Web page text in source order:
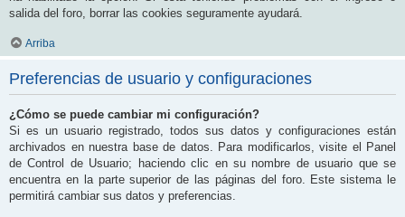
salida del foro, borrar las cookies seguramente ayudará.
Arriba
Preferencias de usuario y configuraciones
¿Cómo se puede cambiar mi configuración?
Si es un usuario registrado, todos sus datos y configuraciones están
archivados en nuestra base de datos. Para modificarlos, visite el Panel
de Control de Usuario; haciendo clic en su nombre de usuario que se
encuentra en la parte superior de las páginas del foro. Este sistema le
permitirá cambiar sus datos y preferencias.